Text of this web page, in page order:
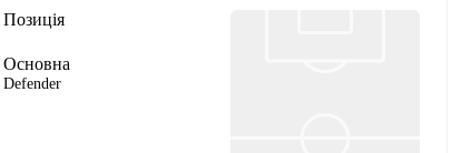
Позиція
Основна
Defender